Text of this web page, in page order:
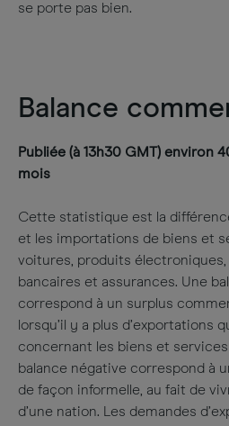
se porte pas bien.
Balance
Publiée (à 13h30 GMT) environ
mois
Cette statistique est la
et les importations de biens et
voitures, produits
bancaires et assurances. Une
correspond à un surplus
lorsqu’il y a plus d’exportations
concernant les biens et
balance négative correspond à
de façon informelle, au fait de
d’une nation. Les demandes